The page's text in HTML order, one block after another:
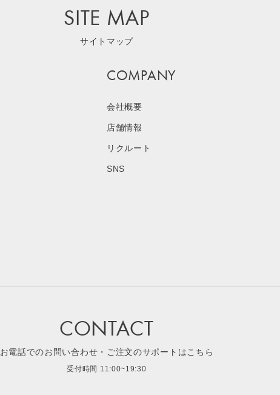
SITE MAP
サイトマップ
COMPANY
会社概要
店舗情報
リクルート
SNS
CONTACT
お電話でのお問い合わせ・ご注文のサポートはこちら
受付時間 11:00~19:30